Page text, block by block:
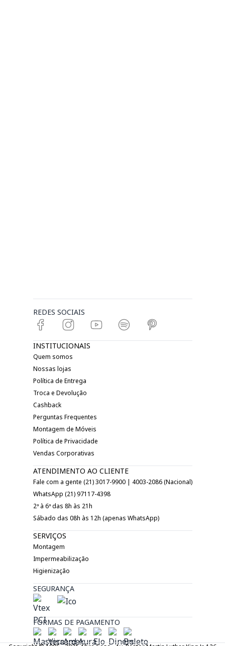
REDES SOCIAIS
INSTITUCIONAIS
Quem somos
Nossas lojas
Política de Entrega
Troca e Devolução
Cashback
Perguntas Frequentes
Montagem de Móveis
Política de Privacidade
Vendas Corporativas
ATENDIMENTO AO CLIENTE
Fale com a gente (21) 3017-9900 | 4003-2086 (Nacional)
WhatsApp (21) 97117-4398
2ª à 6ª das 8h às 21h
Sábado das 08h às 12h (apenas WhatsApp)
SERVIÇOS
Montagem
Impermeabilização
Higienização
SEGURANÇA
FORMAS DE PAGAMENTO